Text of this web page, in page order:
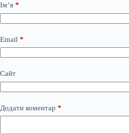
Ім’я *
Email *
Сайт
Додати коментар *